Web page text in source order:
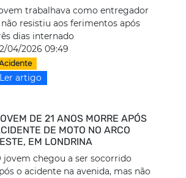
trabalhava como entregador
não resistiu aos ferimentos após
dias internado
04/2026 09:49
Ler artigo
DE 21 ANOS MORRE APÓS
DE MOTO NO ARCO
EM LONDRINA
jovem chegou a ser socorrido
o acidente na avenida, mas não